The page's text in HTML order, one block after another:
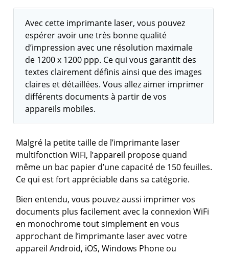
Avec cette imprimante laser, vous pouvez
espérer avoir une très bonne qualité
d’impression avec une résolution maximale
de 1200 x 1200 ppp. Ce qui vous garantit des
textes clairement définis ainsi que des images
claires et détaillées. Vous allez aimer imprimer
différents documents à partir de vos
appareils mobiles.
Malgré la petite taille de l’imprimante laser
multifonction WiFi, l’appareil propose quand
même un bac papier d’une capacité de 150 feuilles.
Ce qui est fort appréciable dans sa catégorie.
Bien entendu, vous pouvez aussi imprimer vos
documents plus facilement avec la connexion WiFi
en monochrome tout simplement en vous
approchant de l’imprimante laser avec votre
appareil Android, iOS, Windows Phone ou